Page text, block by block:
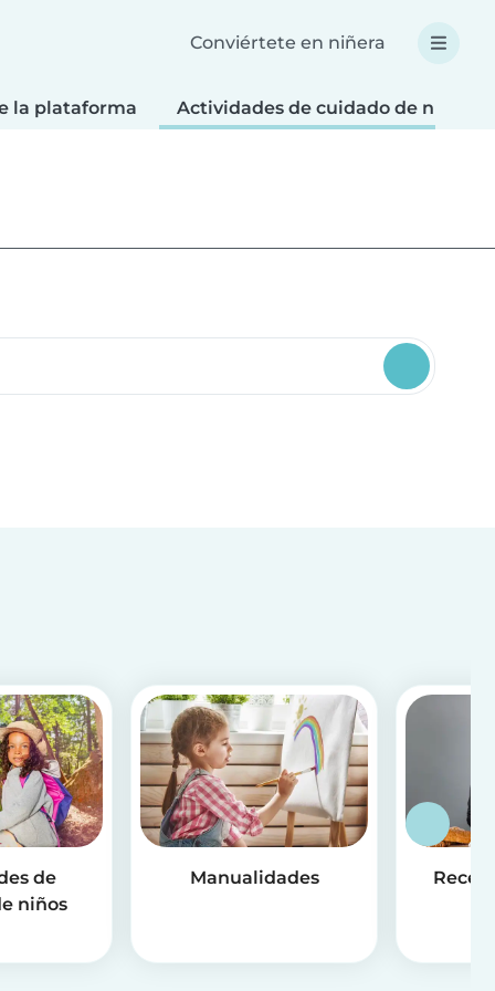
Conviértete en niñera
la plataforma Actividades de cuidado de niños
de
niños
Manualidades